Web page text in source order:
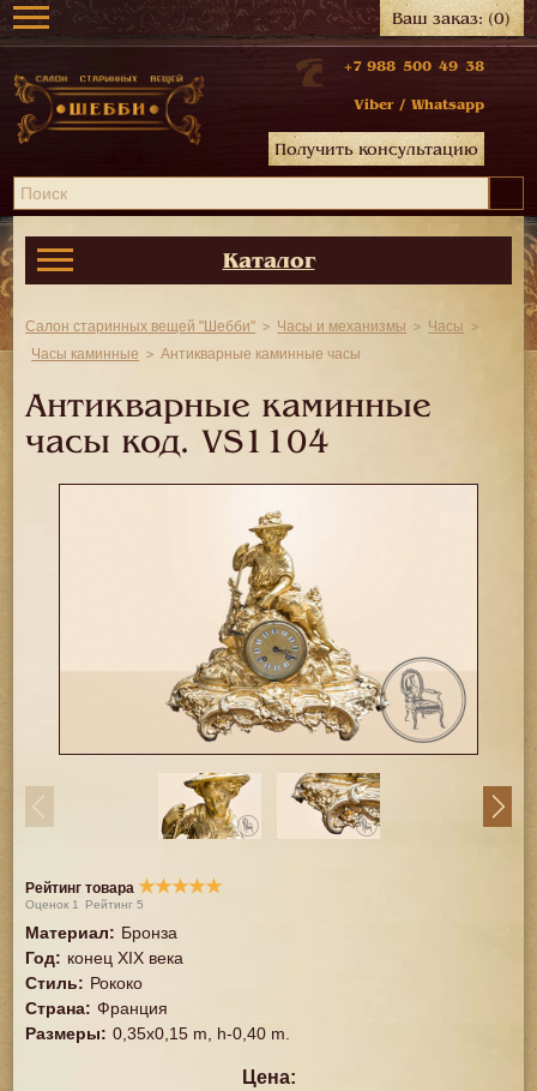
Ваш заказ:(0)
+7 988 500 49 38
Viber / Whatsapp
Получить консультацию
Каталог
Салон старинных вещей "Шебби" Часы и механизмы
Часы
Часы каминные
Антикварные каминные часы
Антикварные каминные
часы код.VS1104
Рейтинг товара ★★★★★
Оценок 1 Рейтинг5
Материал: Бронза
Год: конец XIX века
Стиль: Рококо
Страна: Франция
Размеры: 0,35x0,15 m, h-0,40 m.
Цена: